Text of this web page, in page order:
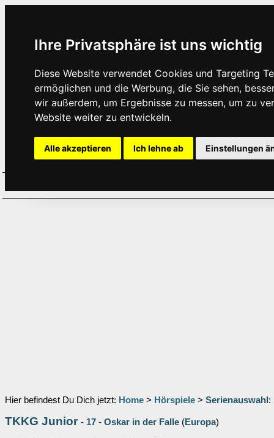
Ihre Privatsphäre ist uns wichtig
Diese Website verwendet Cookies und Targeting
ermöglichen und die Werbung, die Sie sehen,
wir außerdem, um Ergebnisse zu messen, um zu
Website weiter zu entwickeln.
Alle akzeptieren Ich lehne ab Einstellungen
Hier befindest Du Dich jetzt: Home > Hörspiele > Serienauswahl :
TKKG Junior - 17 - Oskar in der Falle (Europa)